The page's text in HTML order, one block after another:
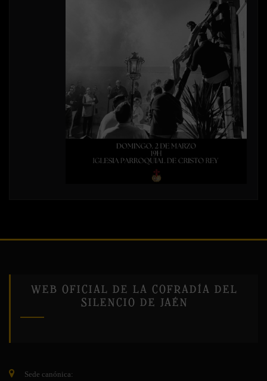
WEB OFICIAL DE LA COFRADÍA DEL
SILENCIO DE JAÉN
Sede canónica: